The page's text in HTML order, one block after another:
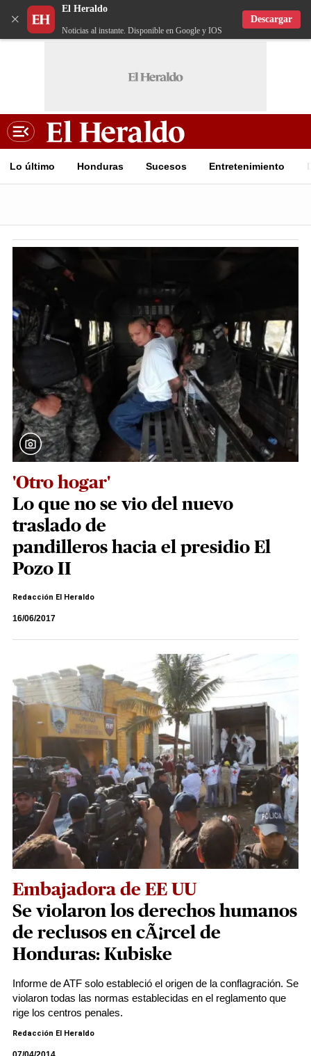
×
El Heraldo
Noticias al instante. Disponible en Google y IOS
Descargar
Lo último Honduras Sucesos Entretenimiento
'Otro hogar'
Lo que no se vio del nuevo
traslado de
pandilleros hacia el presidio El
Pozo II
Redacción El Heraldo
16/06/2017
Embajadora de EE UU
Se violaron los derechos humanos
de reclusos en cÃ¡rcel de
Honduras: Kubiske
Informe de ATF solo estableció el origen de la conflagración. Se
violaron todas las normas establecidas en el reglamento que
rige los centros penales.
Redacción El Heraldo